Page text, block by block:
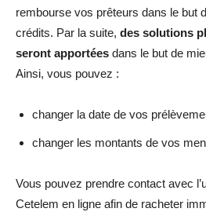
rembourse vos prêteurs dans le but
crédits. Par la suite, des solutions
seront apportées dans le but de
Ainsi, vous pouvez :
changer la date de vos
changer les montants de vos
Vous pouvez prendre contact avec
Cetelem en ligne afin de racheter